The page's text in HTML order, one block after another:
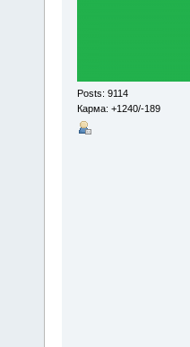
Posts: 9114
Карма: +1240/-189